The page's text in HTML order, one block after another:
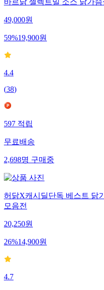
바르닭 셀렉트밀 소스 닭가슴
49,000원
59%19,900원
4.4
(38)
597적립
무료배송
2,698명구매중
허닭X캐시딜단독 베스트 닭
모음전
20,250원
26%14,900원
4.7